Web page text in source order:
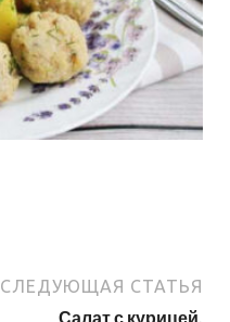
СЛЕДУЮЩАЯ СТАТЬЯ
Салат с курицей,